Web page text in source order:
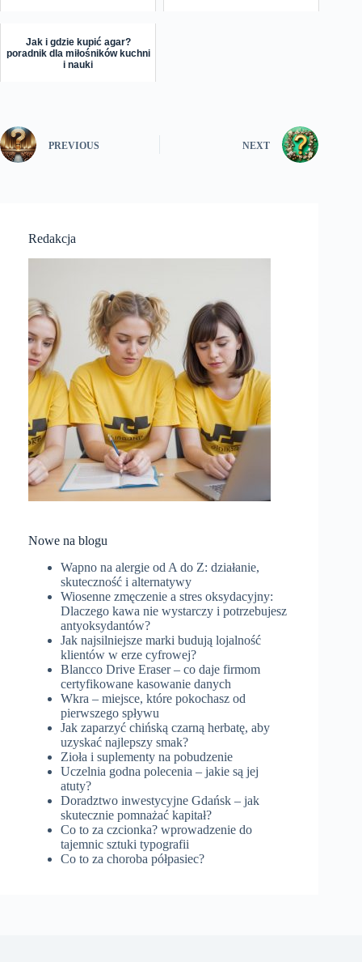
Jak i gdzie kupić agar?
poradnik dla miłośników kuchni
i nauki
PREVIOUS NEXT
Redakcja
Nowe na blogu
Wapno na alergie od A do Z: działanie,
skuteczność i alternatywy
Wiosenne zmęczenie a stres oksydacyjny:
Dlaczego kawa nie wystarczy i potrzebujesz
antyoksydantów?
Jak najsilniejsze marki budują lojalność
klientów w erze cyfrowej?
Blancco Drive Eraser – co daje firmom
certyfikowane kasowanie danych
Wkra – miejsce, które pokochasz od
pierwszego spływu
Jak zaparzyć chińską czarną herbatę, aby
uzyskać najlepszy smak?
Zioła i suplementy na pobudzenie
Uczelnia godna polecenia – jakie są jej
atuty?
Doradztwo inwestycyjne Gdańsk – jak
skutecznie pomnażać kapitał?
Co to za czcionka? wprowadzenie do
tajemnic sztuki typografii
Co to za choroba półpasiec?